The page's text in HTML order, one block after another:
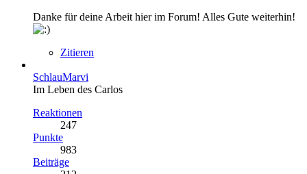
Danke für deine Arbeit hier im Forum! Alles Gute weiterhin!
Zitieren
SchlauMarvi
Im Leben des Carlos
Reaktionen
247
Punkte
983
Beiträge